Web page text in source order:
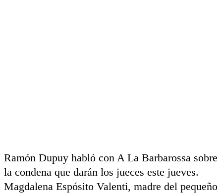
Ramón Dupuy habló con A La Barbarossa sobre
la condena que darán los jueces este jueves.
Magdalena Espósito Valenti, madre del pequeño